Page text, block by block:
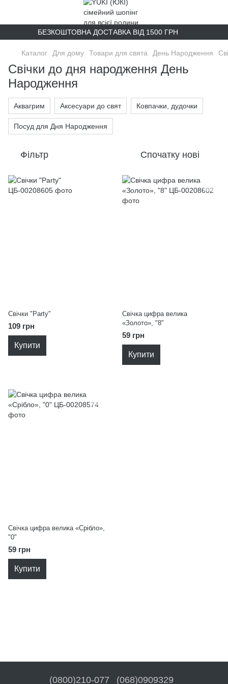
БЕЗКОШТОВНА ДОСТАВКА ВІД 1500 ГРН
Каталог Для дому Товари для свята День Народження
Свічки до дня народження День
Народження
Аквагрим Аксесуари до свят Ковпачки, дудочки
Посуд для Дня Народження
Фільтр Спочатку нові
Свічки "Party"
109 грн
Купити
Свічка цифра велика
«Золото», "8"
59 грн
Купити
Свічка цифра велика «Срібло»,
"0"
59 грн
Купити
(0800)210-077 (068)0909329